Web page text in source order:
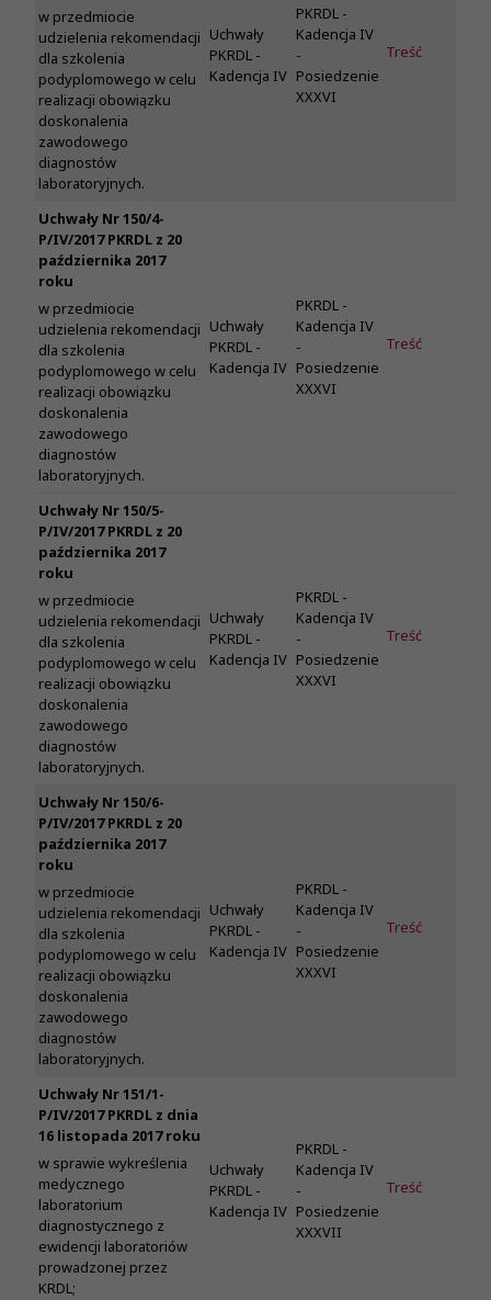
w przedmiocie
udzielenia rekomendacji
dla szkolenia
podyplomowego w celu
realizacji obowiązku
doskonalenia
zawodowego
diagnostów
laboratoryjnych.
Uchwały
PKRDL -
Kadencja IV
PKRDL -
Kadencja IV
-
Posiedzenie
XXXVI
Treść
Uchwały Nr 150/4-
P/IV/2017 PKRDL z 20
października 2017
roku
w przedmiocie
udzielenia rekomendacji
dla szkolenia
podyplomowego w celu
realizacji obowiązku
doskonalenia
zawodowego
diagnostów
laboratoryjnych.
Uchwały
PKRDL -
Kadencja IV
PKRDL -
Kadencja IV
-
Posiedzenie
XXXVI
Treść
Uchwały Nr 150/5-
P/IV/2017 PKRDL z 20
października 2017
roku
w przedmiocie
udzielenia rekomendacji
dla szkolenia
podyplomowego w celu
realizacji obowiązku
doskonalenia
zawodowego
diagnostów
laboratoryjnych.
Uchwały
PKRDL -
Kadencja IV
PKRDL -
Kadencja IV
-
Posiedzenie
XXXVI
Treść
Uchwały Nr 150/6-
P/IV/2017 PKRDL z 20
października 2017
roku
w przedmiocie
udzielenia rekomendacji
dla szkolenia
podyplomowego w celu
realizacji obowiązku
doskonalenia
zawodowego
diagnostów
laboratoryjnych.
Uchwały
PKRDL -
Kadencja IV
PKRDL -
Kadencja IV
-
Posiedzenie
XXXVI
Treść
Uchwały Nr 151/1-
P/IV/2017 PKRDL z dnia
16 listopada 2017 roku
w sprawie wykreślenia
medycznego
laboratorium
diagnostycznego z
ewidencji laboratoriów
prowadzonej przez
KRDL;
Uchwały
PKRDL -
Kadencja IV
PKRDL -
Kadencja IV
-
Posiedzenie
XXXVII
Treść